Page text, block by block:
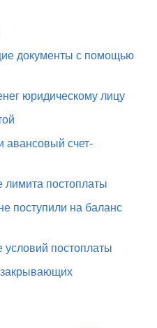
документы с помощью
юридическому лицу
авансовый счет-
лимита постоплаты
поступили на баланс
условий постоплаты
закрывающих